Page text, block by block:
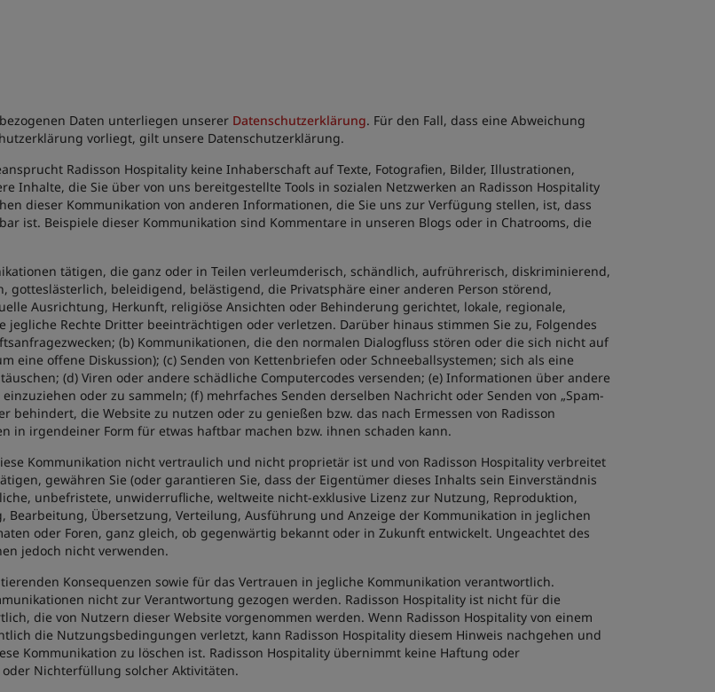
Daten unterliegen unserer Datenschutzerklärung. Für den Fall, dass eine Abweichung
vorliegt, gilt unsere Datenschutzerklärung.
Radisson Hospitality keine Inhaberschaft auf Texte, Fotografien, Bilder, Illustrationen,
Inhalte, die Sie über von uns bereitgestellte Tools in sozialen Netzwerken an Radisson Hospitality
dieser Kommunikation von anderen Informationen, die Sie uns zur Verfügung stellen, ist, dass
ist. Beispiele dieser Kommunikation sind Kommentare in unseren Blogs oder in Chatrooms, die
tätigen, die ganz oder in Teilen verleumderisch, schändlich, aufrührerisch, diskriminierend,
beleidigend, belästigend, die Privatsphäre einer anderen Person störend,
Ausrichtung, Herkunft, religiöse Ansichten oder Behinderung gerichtet, lokale, regionale,
Rechte Dritter beeinträchtigen oder verletzen. Darüber hinaus stimmen Sie zu, Folgendes
(b) Kommunikationen, die den normalen Dialogfluss stören oder die sich nicht auf
eine offene Diskussion); (c) Senden von Kettenbriefen oder Schneeballsystemen; sich als eine
(d) Viren oder andere schädliche Computercodes versenden; (e) Informationen über andere
oder zu sammeln; (f) mehrfaches Senden derselben Nachricht oder Senden von „Spam-
behindert, die Website zu nutzen oder zu genießen bzw. das nach Ermessen von Radisson
in irgendeiner Form für etwas haftbar machen bzw. ihnen schaden kann.
Kommunikation nicht vertraulich und nicht proprietär ist und von Radisson Hospitality verbreitet
gewähren Sie (oder garantieren Sie, dass der Eigentümer dieses Inhalts sein Einverständnis
unbefristete, unwiderrufliche, weltweite nicht-exklusive Lizenz zur Nutzung, Reproduktion,
Übersetzung, Verteilung, Ausführung und Anzeige der Kommunikation in jeglichen
oder Foren, ganz gleich, ob gegenwärtig bekannt oder in Zukunft entwickelt. Ungeachtet des
jedoch nicht verwenden.
Konsequenzen sowie für das Vertrauen in jegliche Kommunikation verantwortlich.
nicht zur Verantwortung gezogen werden. Radisson Hospitality ist nicht für die
die von Nutzern dieser Website vorgenommen werden. Wenn Radisson Hospitality von einem
die Nutzungsbedingungen verletzt, kann Radisson Hospitality diesem Hinweis nachgehen und
Kommunikation zu löschen ist. Radisson Hospitality übernimmt keine Haftung oder
Nichterfüllung solcher Aktivitäten.